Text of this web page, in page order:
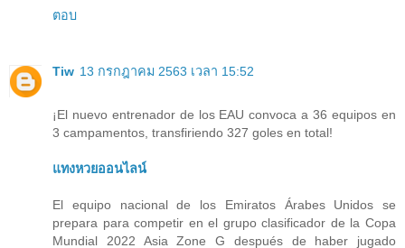
ตอบ
Tiw 13 กรกฎาคม 2563 เวลา 15:52
¡El nuevo entrenador de los EAU convoca a 36 equipos en
3 campamentos, transfiriendo 327 goles en total!
แทงหวยออนไลน์
El equipo nacional de los Emiratos Árabes Unidos se
prepara para competir en el grupo clasificador de la Copa
Mundial 2022 Asia Zone G después de haber jugado